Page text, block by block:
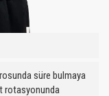
süre bulmaya
rotasyonunda